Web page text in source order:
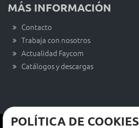
MÁS INFORMACIÓN
Contacto
Trabaja con nosotros
Actualidad Faycom
Catálogos y descargas
POLÍTICA DE COOKIES